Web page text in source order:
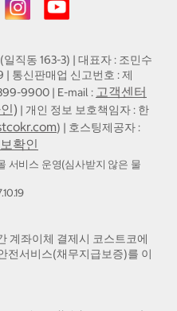
직동 163-3) | 대표자 : 조민수
| 통신판매업 신고번호 : 제
9900 | E-mail : 고객센터
) | 개인 정보 보호책임자 : 한
) | 호스팅제공자 :
확인
서비스 운영(심사받지 않은 물
계좌이체 결제시 코스트코에
전서비스(채무지급보증)를 이